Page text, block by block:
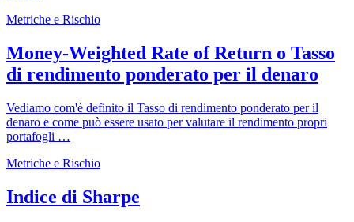
Metriche e Rischio
Money-Weighted Rate of Return o Tasso
di rendimento ponderato per il denaro
Vediamo com'è definito il Tasso di rendimento ponderato per il
denaro e come può essere usato per valutare il rendimento propri
portafogli …
Metriche e Rischio
Indice di Sharpe